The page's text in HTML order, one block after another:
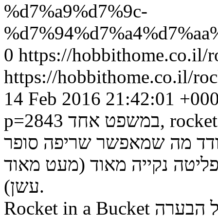
%d7%a9%d7%9c-
0 https://hobbithome.co.il/
https://hobbithome.co.il/
14 Feb 2016 21:42:01
p=2843 במשפט אחד, rocket stove (תנור טיל) הנו תנור בו
מה שמאפשר שריפה סופר
נקייה מאוד (מעט מאוד
עשן).
Rocket in a Bucket הנו תנור טיל קטן יחסית (קוטר חלל הבערה